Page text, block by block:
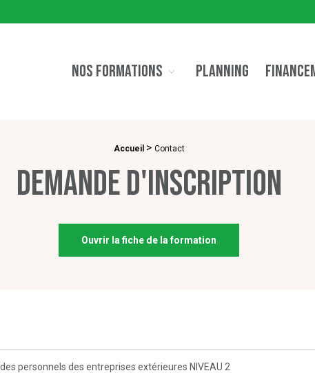
NOS FORMATIONS PLANNING
Accueil > Contact
Demande d'inscription
Ouvrir la fiche de la formation
personnels des entreprises extérieures NIVEAU 2